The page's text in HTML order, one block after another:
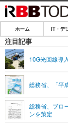
ホーム
IT・デジタル
ショッピ
SPEED TEST
エンタメ
エンタメTOP
ライフ
ホーム IT・デ
注目記事
10G光回線導
総務省、「平
総務省、ブロ
ンを策定